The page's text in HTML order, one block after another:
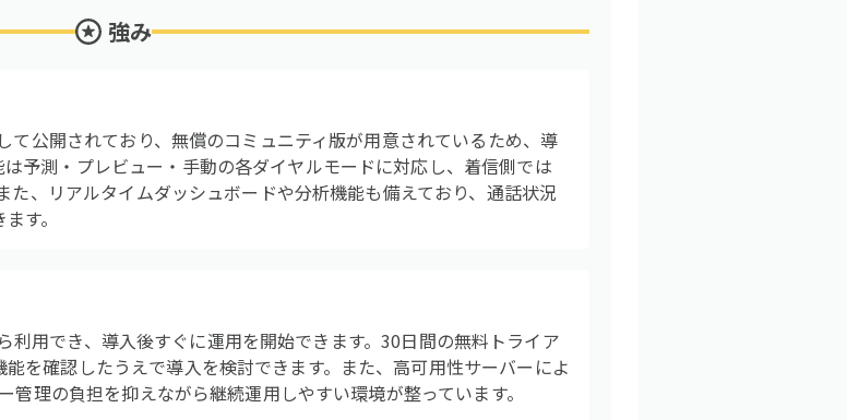
強み
て公開されており、無償のコミュニティ版が用意されているため、導
予測・プレビュー・手動の各ダイヤルモードに対応し、着信側では
た、リアルタイムダッシュボードや分析機能も備えており、通話状況
す。
用でき、導入後すぐに運用を開始できます。30日間の無料トライア
を確認したうえで導入を検討できます。また、高可用性サーバーによ
理の負担を抑えながら継続運用しやすい環境が整っています。